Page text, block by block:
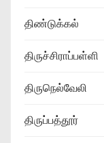
திண்டுக்கல்
திருச்சிராப்பள்ளி
திருநெல்வேலி
திருப்பத்தூர்